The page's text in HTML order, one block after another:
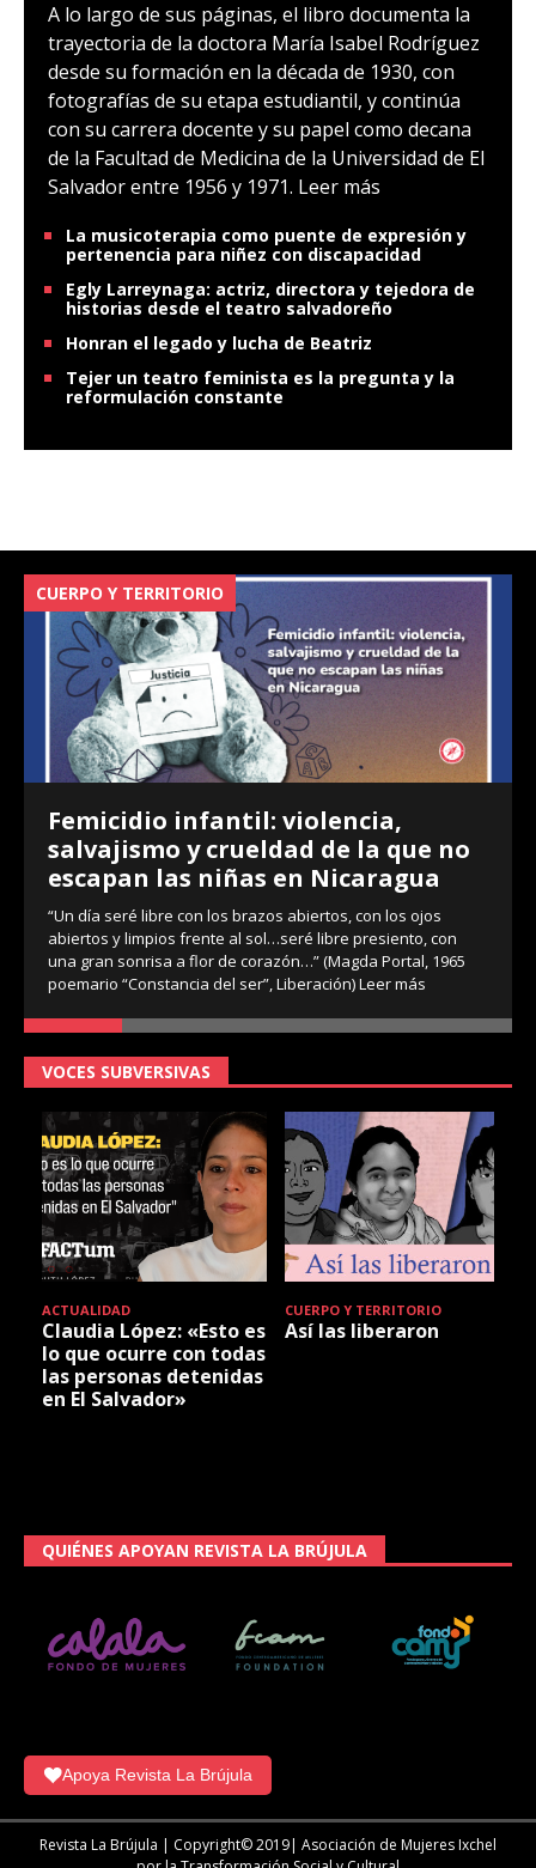
A lo largo de sus páginas, el libro documenta la
trayectoria de la doctora María Isabel Rodríguez
desde su formación en la década de 1930, con
fotografías de su etapa estudiantil, y continúa
con su carrera docente y su papel como decana
de la Facultad de Medicina de la Universidad de El
Salvador entre 1956 y 1971. Leer más
La musicoterapia como puente de expresión y
pertenencia para niñez con discapacidad
Egly Larreynaga: actriz, directora y tejedora de
historias desde el teatro salvadoreño
Honran el legado y lucha de Beatriz
Tejer un teatro feminista es la pregunta y la
reformulación constante
CUERPO Y TERRITORIO
Femicidio infantil: violencia,
salvajismo y crueldad de la que no
escapan las niñas en Nicaragua
“Un día seré libre con los brazos abiertos, con los ojos
abiertos y limpios frente al sol…seré libre presiento, con
una gran sonrisa a flor de corazón…” (Magda Portal, 1965
poemario “Constancia del ser”, Liberación)Leer más
VOCES SUBVERSIVAS
ACTUALIDAD
Claudia López: «Esto es
lo que ocurre con todas
las personas detenidas
en El Salvador»
CUERPO Y TERRITORIO
Así las liberaron
QUIÉNES APOYAN REVISTA LA BRÚJULA
Apoya Revista La Brújula
Revista La Brújula | Copyright© 2019| Asociación de Mujeres Ixchel